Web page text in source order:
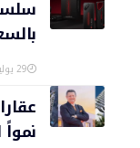
29 يوليو، 2026